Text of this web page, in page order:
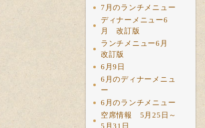
7月のランチメニュー
ディナーメニュー6
月 改訂版
ランチメニュー6月
改訂版
6月9日
6月のディナーメニュ
ー
6月のランチメニュー
空席情報 5月25日～
5月31日